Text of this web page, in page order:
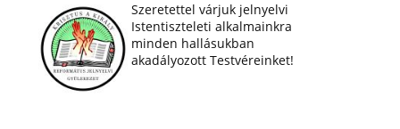
Szeretettel várjuk jelnyelvi
Istentiszteleti alkalmainkra
minden hallásukban
akadályozott Testvéreinket!